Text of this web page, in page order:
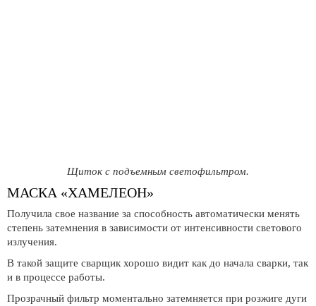
Щиток с подъемным светофильтром.
МАСКА «ХАМЕЛЕОН»
Получила свое название за способность автоматически менять
степень затемнения в зависимости от интенсивности светового
излучения.
В такой защите сварщик хорошо видит как до начала сварки, так
и в процессе работы.
Прозрачный фильтр моментально затемняется при розжиге дуги